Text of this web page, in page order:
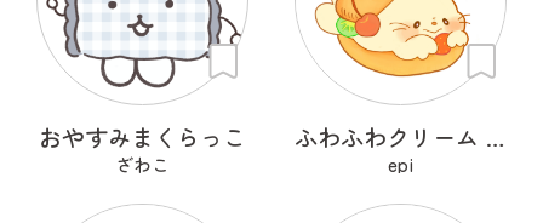
おやすみまくらっこ
ざわこ
ふわふわクリーム あざらシュー
epi